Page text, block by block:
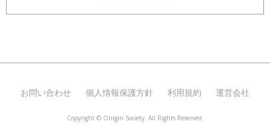
お問い合わせ 個人情報保護方針 利用規約 運営会社
Copyright © Onigiri Society. All Rights Reserved.